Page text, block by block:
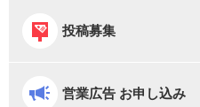
投稿募集
営業広告 お申し込み